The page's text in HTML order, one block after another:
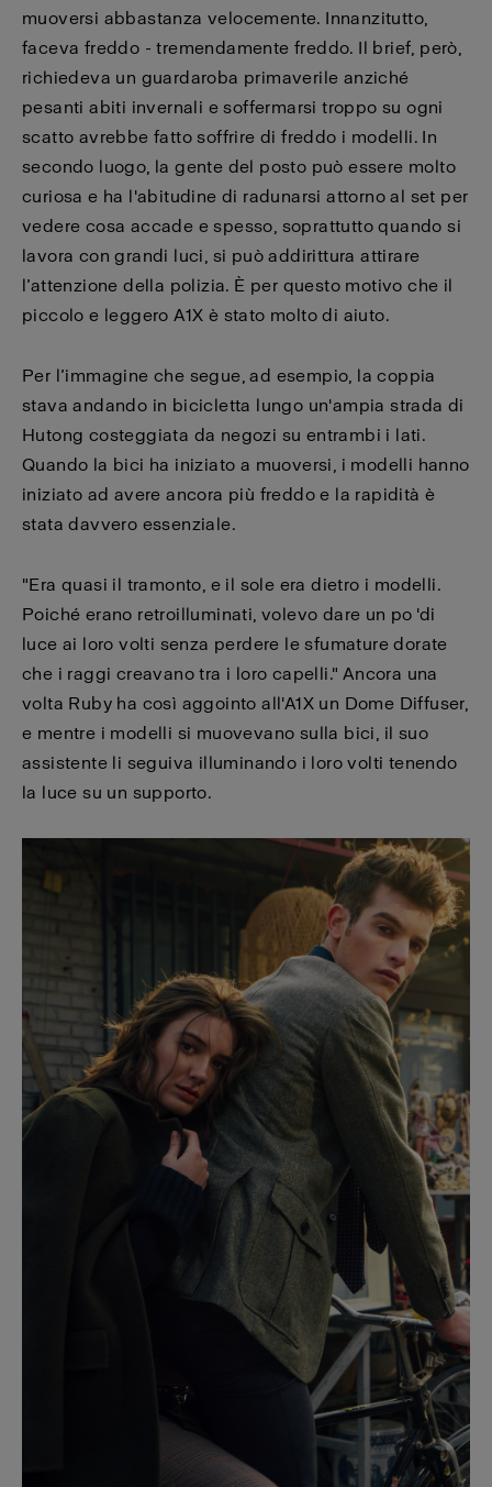
muoversi abbastanza velocemente. Innanzitutto,
faceva freddo - tremendamente freddo. Il brief, però,
richiedeva un guardaroba primaverile anziché
pesanti abiti invernali e soffermarsi troppo su ogni
scatto avrebbe fatto soffrire di freddo i modelli. In
secondo luogo, la gente del posto può essere molto
curiosa e ha l'abitudine di radunarsi attorno al set per
vedere cosa accade e spesso, soprattutto quando si
lavora con grandi luci, si può addirittura attirare
l’attenzione della polizia. È per questo motivo che il
piccolo e leggero A1X è stato molto di aiuto.
Per l’immagine che segue, ad esempio, la coppia
stava andando in bicicletta lungo un'ampia strada di
Hutong costeggiata da negozi su entrambi i lati.
Quando la bici ha iniziato a muoversi, i modelli hanno
iniziato ad avere ancora più freddo e la rapidità è
stata davvero essenziale.
"Era quasi il tramonto, e il sole era dietro i modelli.
Poiché erano retroilluminati, volevo dare un po 'di
luce ai loro volti senza perdere le sfumature dorate
che i raggi creavano tra i loro capelli." Ancora una
volta Ruby ha così aggointo all'A1X un Dome Diffuser,
e mentre i modelli si muovevano sulla bici, il suo
assistente li seguiva illuminando i loro volti tenendo
la luce su un supporto.